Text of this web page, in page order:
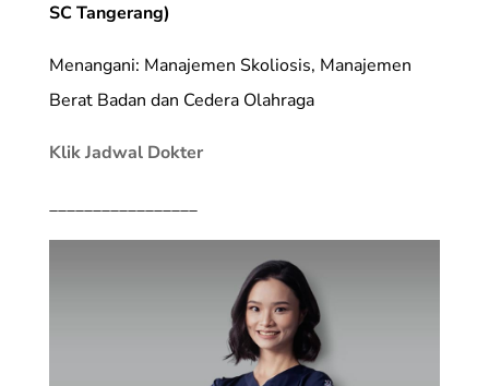
SC Tangerang)
Menangani: Manajemen Skoliosis, Manajemen
Berat Badan dan Cedera Olahraga
Klik Jadwal Dokter
_________________